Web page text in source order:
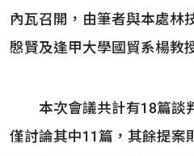
內瓦召開，由筆者與本處林
慇賢及逢甲大學國貿系楊教
本次會議共計有18篇談判
僅討論其中11篇，其餘提案